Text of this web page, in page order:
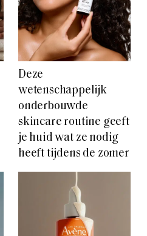
Deze
wetenschappelijk
onderbouwde
skincare routine geeft
je huid wat ze nodig
heeft tijdens de zomer